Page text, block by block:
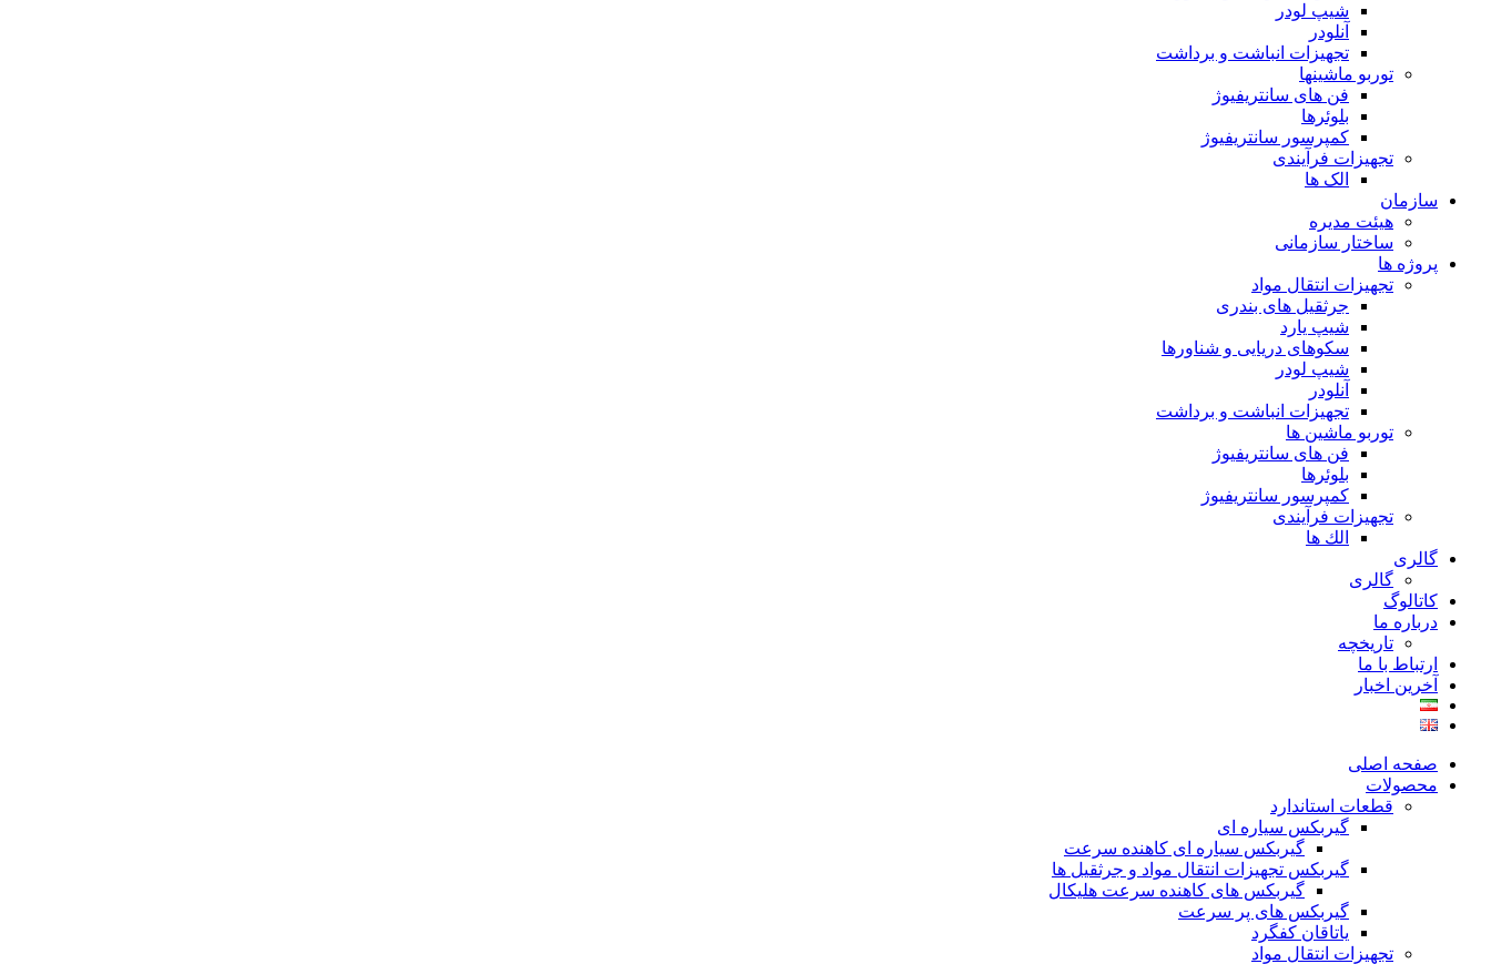
شیپ لودر
آنلودر
تجهیزات انباشت و برداشت
توربو ماشینها
فن های سانتریفیوژ
بلوئرها
کمپرسور سانتریفیوژ
تجهیزات فرآیندی
الک ها
سازمان
هيئت مديره
ساختار سازمانی
پروژه ها
تجهيزات انتقال مواد
جرثقيل های بندری
شيپ يارد
سكوهای دريايی و شناورها
شيپ لودر
آنلودر
تجهيزات انباشت و برداشت
توربو ماشين ها
فن های سانتريفيوژ
بلوئرها
کمپرسور سانتریفیوژ
تجهیزات فرآیندی
الك ها
گالری
گالری
کاتالوگ
درباره ما
تاريخچه
ارتباط با ما
آخرین اخبار
صفحه اصلی
محصولات
قطعات استاندارد
گيربكس سياره ای
گيربكس سياره ای كاهنده سرعت
گيربكس تجهيزات انتقال مواد و جرثقيل ها
گيربكس های كاهنده سرعت هليكال
گيربكس های پر سرعت
ياتاقان كفگرد
تجهیزات انتقال مواد